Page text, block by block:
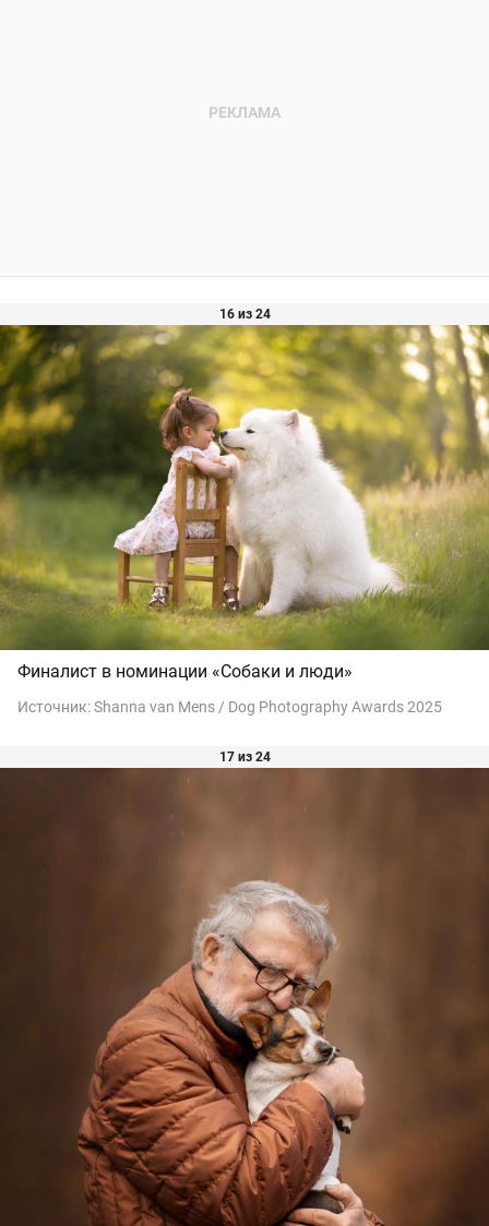
16 из 24
Финалист в номинации «Собаки и люди»
Источник:Shanna van Mens / Dog Photography Awards 2025
17 из 24